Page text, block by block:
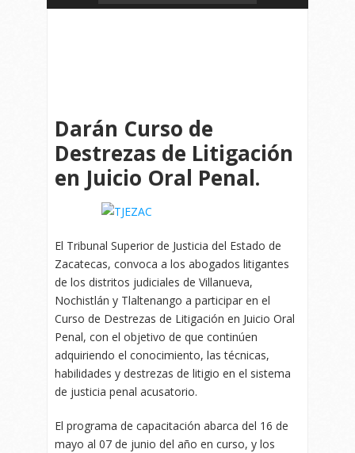
Darán Curso de
Destrezas de Litigación
en Juicio Oral Penal.
El Tribunal Superior de Justicia del Estado de
Zacatecas, convoca a los abogados litigantes
de los distritos judiciales de Villanueva,
Nochistlán y Tlaltenango a participar en el
Curso de Destrezas de Litigación en Juicio Oral
Penal, con el objetivo de que continúen
adquiriendo el conocimiento, las técnicas,
habilidades y destrezas de litigio en el sistema
de justicia penal acusatorio.
El programa de capacitación abarca del 16 de
mayo al 07 de junio del año en curso, y los